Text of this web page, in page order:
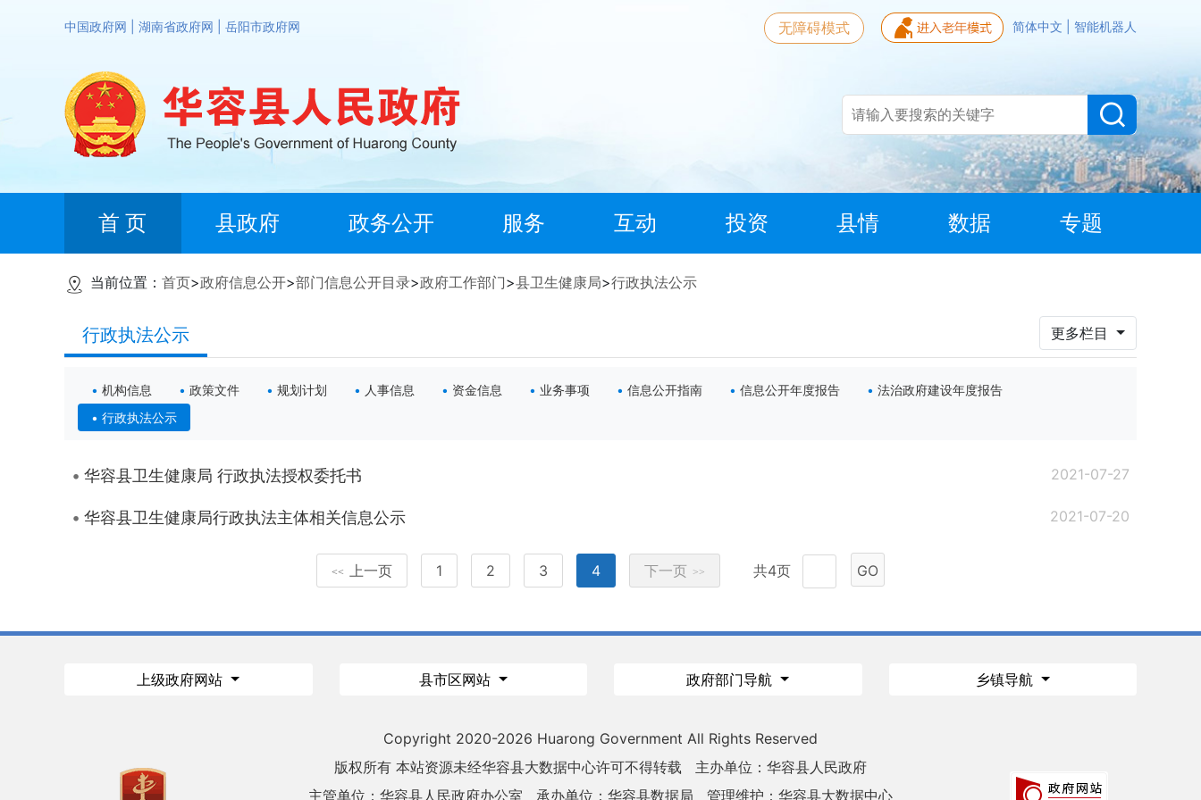
中国政府网 湖南省政府网 岳阳市政府网 简体中文 智能机器人
无障碍模式
首 页 县政府 政务公开 服务 互动 投资 县情 数据 专题
当前位置： 首页>政府信息公开>部门信息公开目录>政府工作部门>县卫生健康局>行政执法公示
行政执法公示 更多栏目
机构信息 政策文件 规划计划 人事信息 资金信息 业务事项 信息公开指南 信息公开年度报告
法治政府建设年度报告
行政执法公示
华容县卫生健康局 行政执法授权委托书 2021-07-27
华容县卫生健康局行政执法主体相关信息公示 2021-07-20
<< 上一页 1 2 3 4 下一页 >> 共4页 GO
上级政府网站 县市区网站 政府部门导航 乡镇导航
Copyright 2020-2026 Huarong Government All Rights Reserved
版权所有 本站资源未经华容县大数据中心许可不得转载
主办单位：华容县人民政府
主管单位：华容县人民政府办公室
承办单位：华容县数据局 管理维护：华容县大数据中心